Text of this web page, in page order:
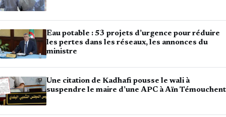
Eau potable : 53 projets d’urgence pour réduire
les pertes dans les réseaux, les annonces du
ministre
Une citation de Kadhafi pousse le wali à
suspendre le maire d’une APC à Aïn Témouchent